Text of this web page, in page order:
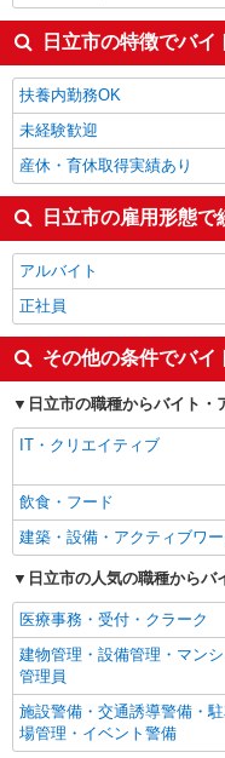
日立市の特徴でバ
扶養内勤務OK
未経験歓迎
産休・育休取得実績あり
日立市の雇用形態で
アルバイト
正社員
その他の条件でバイ
日立市の職種からバイト
IT・クリエイティブ
飲食・フード
建築・設備・アクティブワー
日立市の人気の職種から
医療事務・受付・クラーク
建物管理・設備管理・マン
管理員
施設警備・交通誘導警備・
場管理・イベント警備